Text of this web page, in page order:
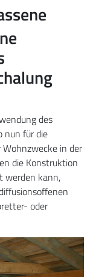
des
nun für die
Wohnzwecke in der
die Konstruktion
werden kann,
oder